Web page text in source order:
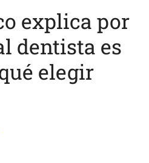
explica por
dentista es
elegir